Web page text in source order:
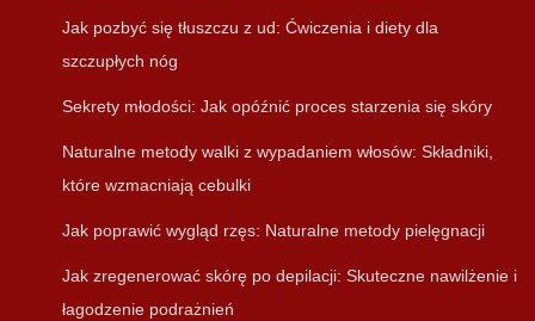
Jak pozbyć się tłuszczu z ud: Ćwiczenia i diety dla
szczupłych nóg
Sekrety młodości: Jak opóźnić proces starzenia się skóry
Naturalne metody walki z wypadaniem włosów: Składniki,
które wzmacniają cebulki
Jak poprawić wygląd rzęs: Naturalne metody pielęgnacji
Jak zregenerować skórę po depilacji: Skuteczne nawilżenie i
łagodzenie podrażnień